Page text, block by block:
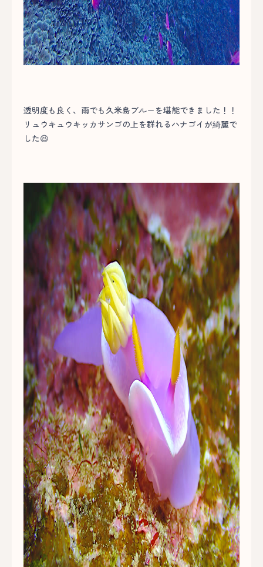
透明度も良く、雨でも久米島ブルーを堪能できました！！
リュウキュウキッカサンゴの上を群れるハナゴイが綺麗で
した😆